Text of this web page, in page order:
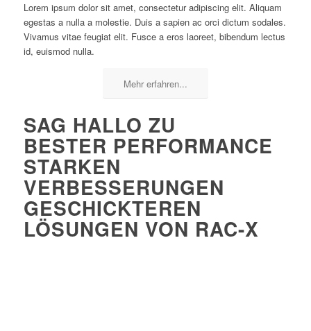
Lorem ipsum dolor sit amet, consectetur adipiscing elit. Aliquam
egestas a nulla a molestie. Duis a sapien ac orci dictum sodales.
Vivamus vitae feugiat elit. Fusce a eros laoreet, bibendum lectus
id, euismod nulla.
Mehr erfahren...
SAG HALLO ZU
BESTER PERFORMANCE
STARKEN
VERBESSERUNGEN
GESCHICKTEREN
LÖSUNGEN VON RAC-X